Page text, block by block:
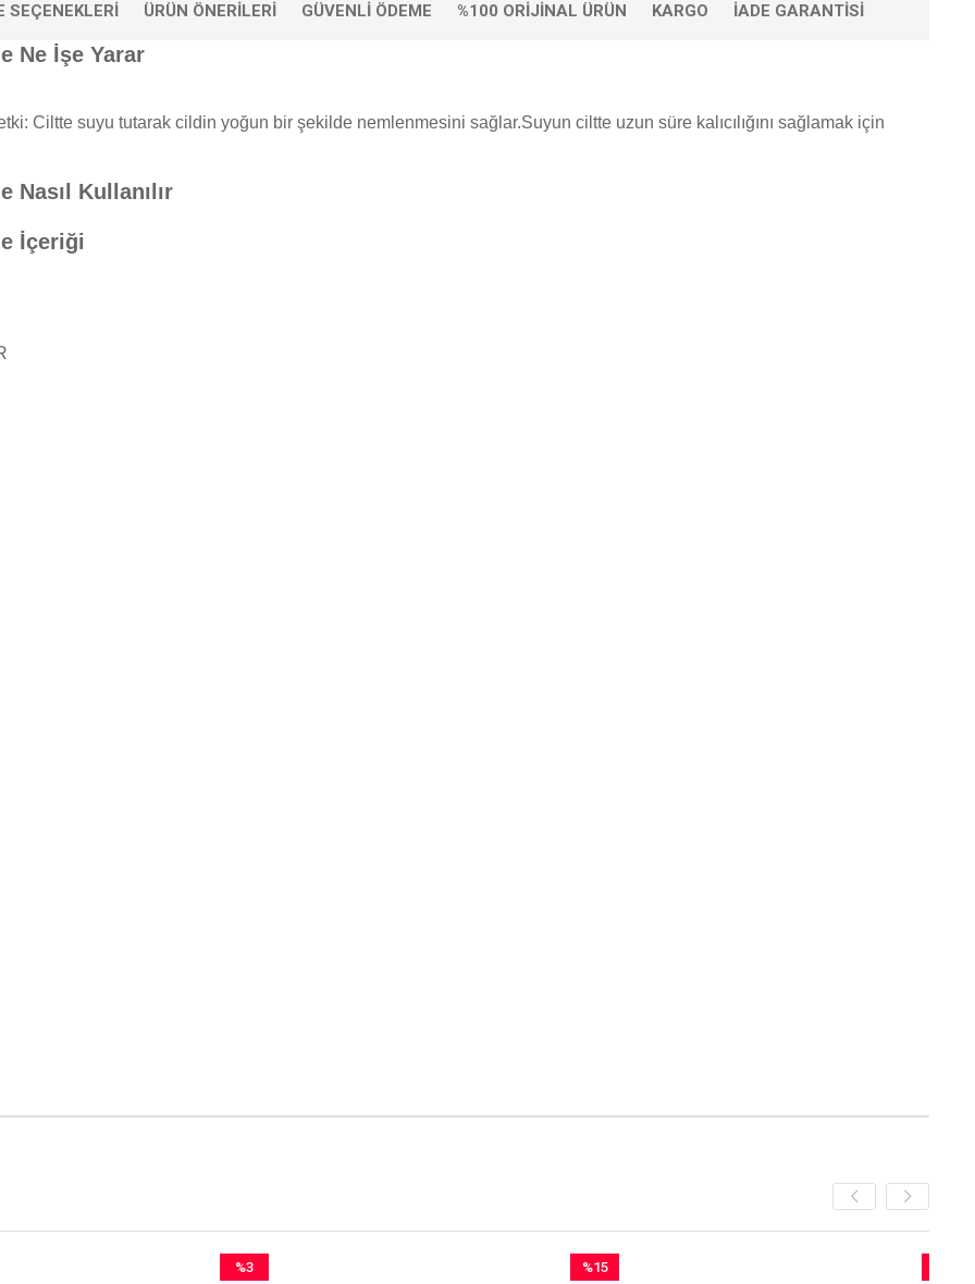
SEÇENEKLERI ÜRÜN ÖNERILERI GÜVENLI ÖDEME %100 ORIJINAL ÜRÜN KARGO İADE GARANTISI
Ne İşe Yarar
Ciltte suyu tutarak cildin yoğun bir şekilde nemlenmesini sağlar.Suyun ciltte uzun süre kalıcılığını sağlamak için
Nasıl Kullanılır
İçeriği